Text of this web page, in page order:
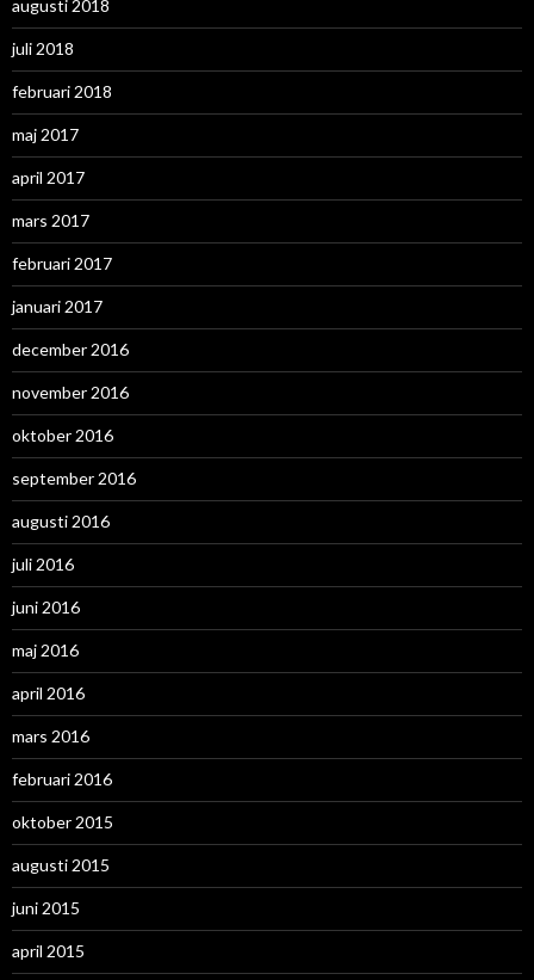
augusti 2018
juli 2018
februari 2018
maj 2017
april 2017
mars 2017
februari 2017
januari 2017
december 2016
november 2016
oktober 2016
september 2016
augusti 2016
juli 2016
juni 2016
maj 2016
april 2016
mars 2016
februari 2016
oktober 2015
augusti 2015
juni 2015
april 2015